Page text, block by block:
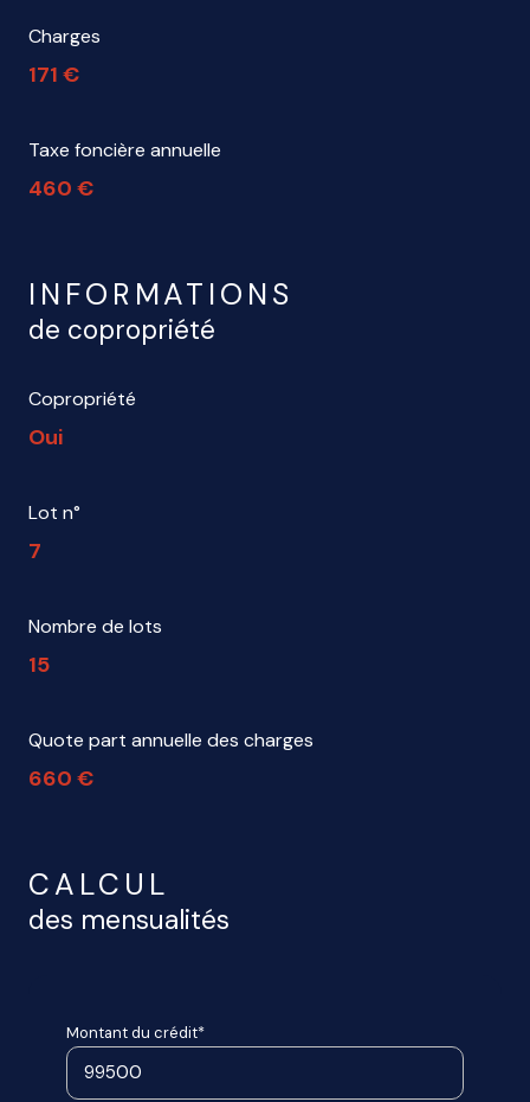
Charges
171 €
Taxe foncière annuelle
460 €
INFORMATIONS
de copropriété
Copropriété
Oui
Lot n°
7
Nombre de lots
15
Quote part annuelle des charges
660 €
CALCUL
des mensualités
Montant du crédit*